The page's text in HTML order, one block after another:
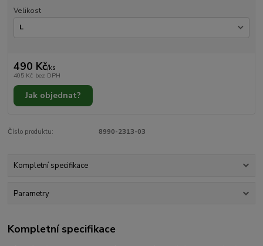
Velikost
490 Kč/ks
405 Kč bez DPH
Jak objednat?
Číslo produktu: 8990-2313-03
Kompletní specifikace
Parametry
Kompletní specifikace